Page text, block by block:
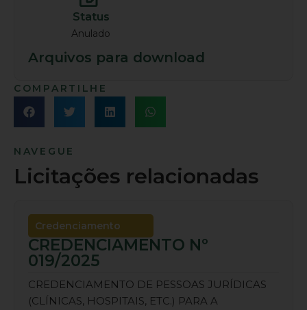
Status
Anulado
Arquivos para download
COMPARTILHE
NAVEGUE
Licitações relacionadas
Credenciamento
CREDENCIAMENTO Nº
019/2025
CREDENCIAMENTO DE PESSOAS JURÍDICAS
(CLÍNICAS, HOSPITAIS, ETC.) PARA A